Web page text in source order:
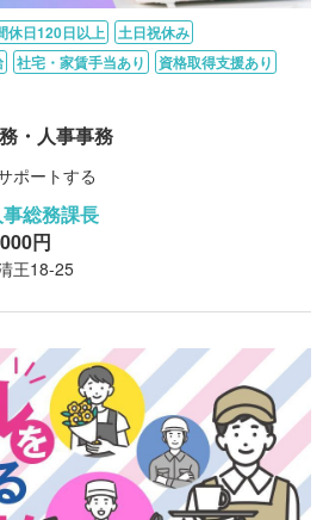
休日120日以上
土日祝休み
社宅・家賃手当あり
資格取得支援あり
・人事事務
ポートする
総務課長
円
王18-25